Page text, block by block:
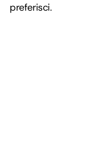
preferisci.